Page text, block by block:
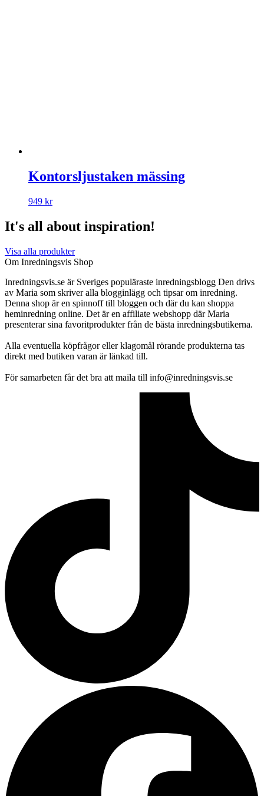
Kontorsljustaken mässing
949 kr
It's all about inspiration!
Visa alla produkter
Om Inredningsvis Shop
Inredningsvis.se är Sveriges populäraste inredningsblogg Den drivs
av Maria som skriver alla blogginlägg och tipsar om inredning.
Denna shop är en spinnoff till bloggen och där du kan shoppa
heminredning online. Det är en affiliate webshopp där Maria
presenterar sina favoritprodukter från de bästa inredningsbutikerna.
Alla eventuella köpfrågor eller klagomål rörande produkterna tas
direkt med butiken varan är länkad till.
För samarbeten får det bra att maila till info@inredningsvis.se